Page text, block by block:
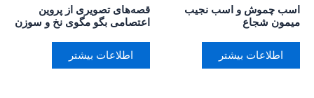
اسب چموش و اسب نجیب
میمون شجاع
اطلاعات بیشتر
قصه‌های تصویری از پروین
اعتصامی بگو مگوی نخ و سوزن
اطلاعات بیشتر